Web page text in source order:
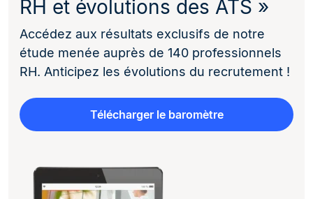
RH et évolutions des ATS »
Accédez aux résultats exclusifs de notre
étude menée auprès de 140 professionnels
RH. Anticipez les évolutions du recrutement !
Télécharger le baromètre